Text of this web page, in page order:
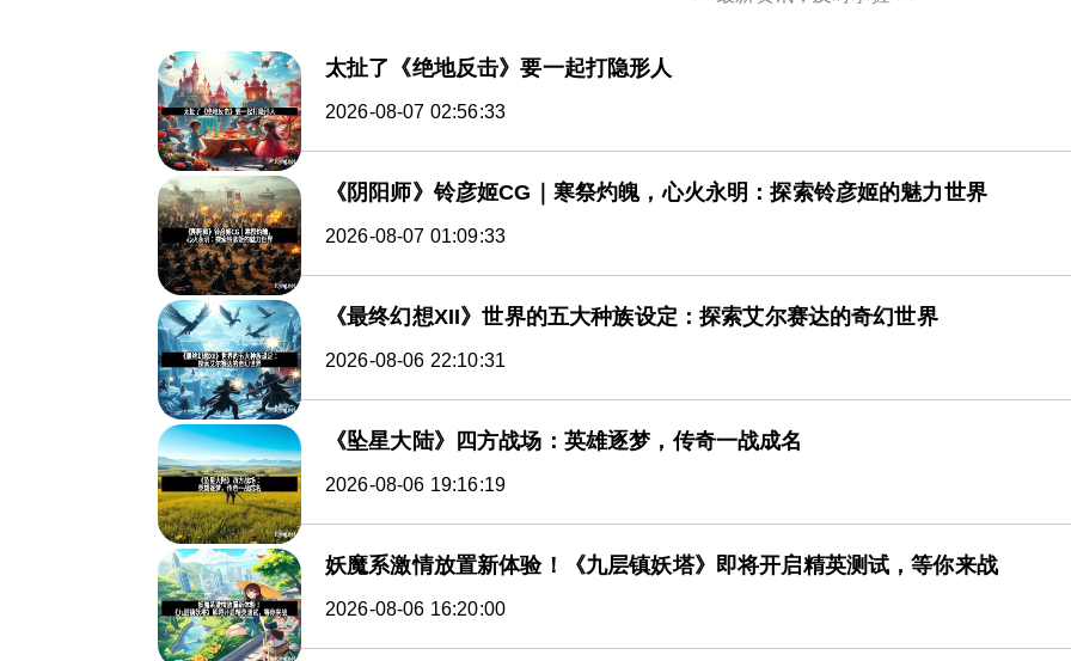
太扯了《绝地反击》要一起打隐形人
2026-08-07 02:56:33
《阴阳师》铃彦姬CG｜寒祭灼魄，心火永明：探索铃彦姬的魅力世界
2026-08-07 01:09:33
《最终幻想XII》世界的五大种族设定：探索艾尔赛达的奇幻世界
2026-08-06 22:10:31
《坠星大陆》四方战场：英雄逐梦，传奇一战成名
2026-08-06 19:16:19
妖魔系激情放置新体验！《九层镇妖塔》即将开启精英测试，等你来战
2026-08-06 16:20:00